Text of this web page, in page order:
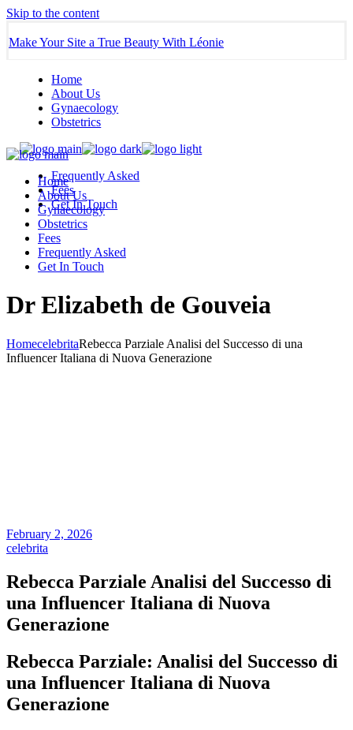
Skip to the content
Make Your Site a True Beauty With Léonie
Home
About Us
Gynaecology
Obstetrics
Frequently Asked
Fees
Get In Touch
Home
About Us
Gynaecology
Obstetrics
Fees
Frequently Asked
Get In Touch
Dr Elizabeth de Gouveia
HomecelebritaRebecca Parziale Analisi del Successo di una
Influencer Italiana di Nuova Generazione
February 2, 2026
celebrita
Rebecca Parziale Analisi del Successo di
una Influencer Italiana di Nuova
Generazione
Rebecca Parziale: Analisi del Successo di
una Influencer Italiana di Nuova
Generazione